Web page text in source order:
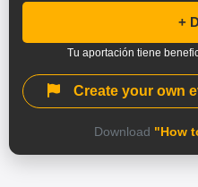
+
Tu aportación tiene
Create your own
Download "How